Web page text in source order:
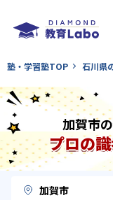
塾・学習塾TOP 石川県
加賀市
プロの
加賀市